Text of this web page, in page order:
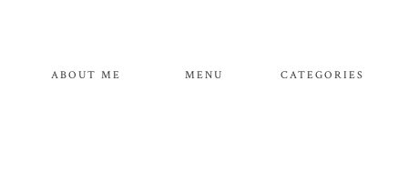
ABOUT ME MENU CATEGORIES